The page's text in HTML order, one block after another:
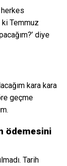
Temmuz
diye
kara kara
geçme
ödemesini
Tarih